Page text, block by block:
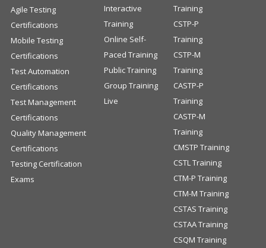
Agile Testing
Certifications
Mobile Testing
Certifications
Test Automation
Certifications
Test Management
Certifications
Quality Management
Certifications
Testing Certification
Exams
Interactive
Training
Online Self-
Paced Training
Public Training
Group Training
Live
Training
CSTP-P
Training
CSTP-M
Training
CASTP-P
Training
CASTP-M
Training
CMSTP Training
CSTL Training
CTM-P Training
CTM-M Training
CSTAS Training
CSTAA Training
CSQM Training